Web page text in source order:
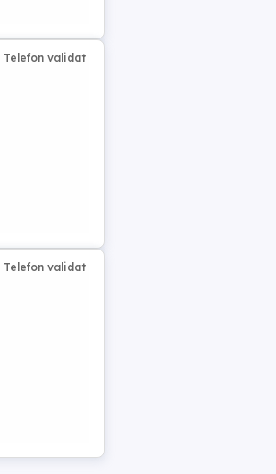
Telefon validat
Telefon validat